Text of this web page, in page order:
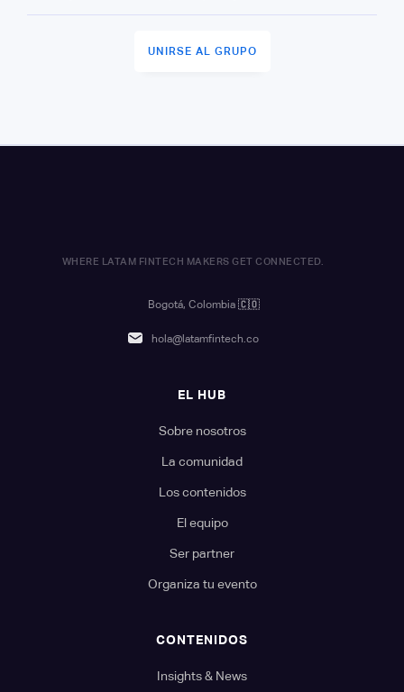
UNIRSE AL GRUPO
WHERE LATAM FINTECH MAKERS GET CONNECTED.
Bogotá, Colombia 🇨🇴
hola@latamfintech.co
EL HUB
Sobre nosotros
La comunidad
Los contenidos
El equipo
Ser partner
Organiza tu evento
CONTENIDOS
Insights & News